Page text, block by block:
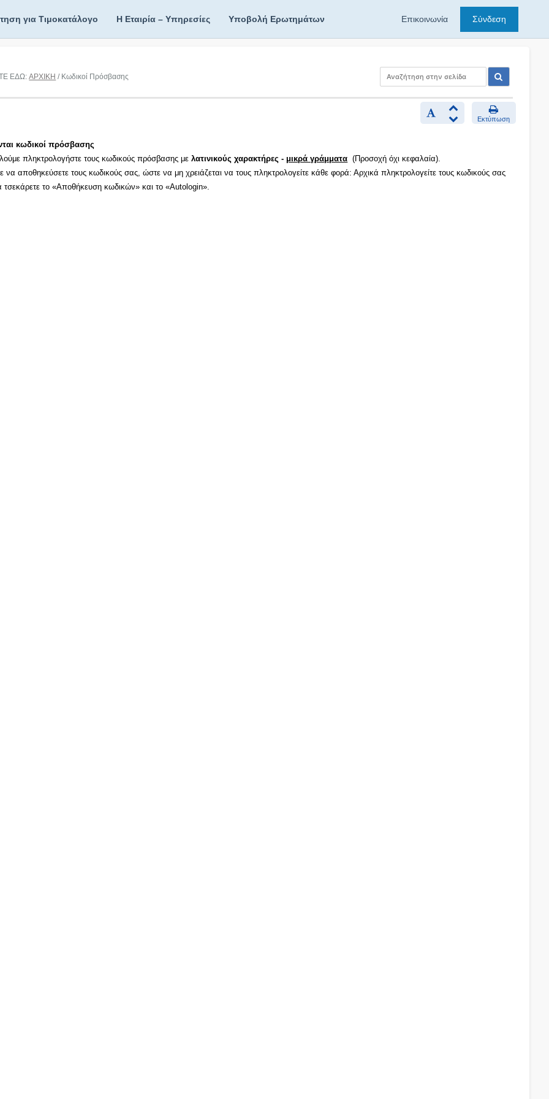
για Τιμοκατάλογο Η Εταιρία – Υπηρεσίες Υποβολή Ερωτημάτων Επικοινωνία Σύνδεση
ΕΔΩ:ΑΡΧΙΚΗ / Κωδικοί Πρόσβασης
Εκτύπωση
κωδικοί πρόσβασης
πληκτρολογήστε τους κωδικούς πρόσβασης μελατινικούς χαρακτήρες - μικρά γράμματα (Προσοχή όχι κεφαλαία).
να αποθηκεύσετε τους κωδικούς σας, ώστε να μη χρειάζεται να τους πληκτρολογείτε κάθε φορά: Αρχικά πληκτρολογείτε τους κωδικούς σας
τσεκάρετε το «Αποθήκευση κωδικών» και το «Autologin».